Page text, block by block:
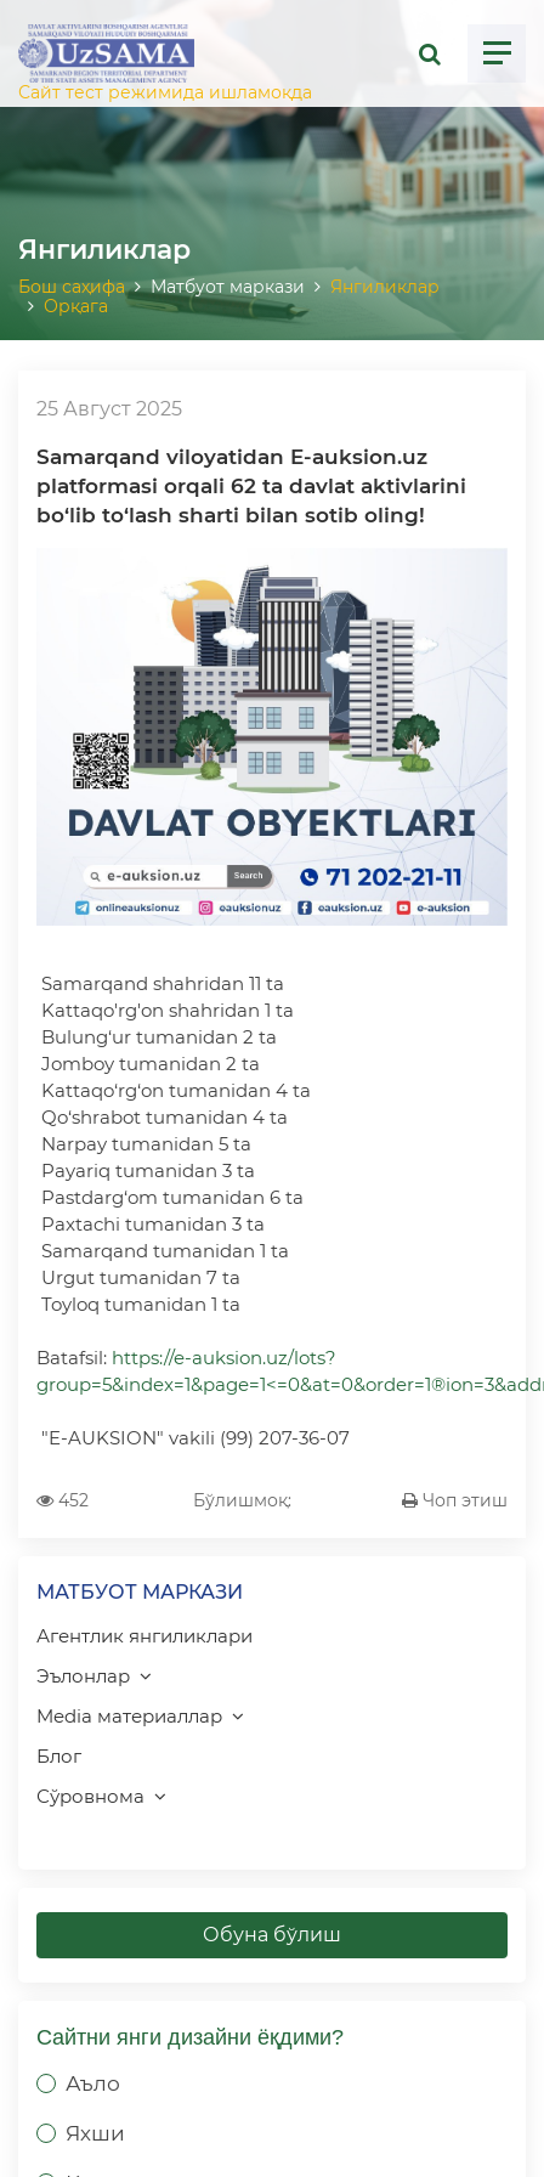
menu
Сайт тест режимида ишламоқда
Янгиликлар
Бош саҳифа Матбуот маркази
Янгиликлар
Орқага
25 Август 2025
Samarqand viloyatidan E-auksion.uz
platformasi orqali 62 ta davlat aktivlarini
bo‘lib to‘lash sharti bilan sotib oling!
Samarqand shahridan 11 ta
Kattaqo'rg'on shahridan 1 ta
Bulung‘ur tumanidan 2 ta
Jomboy tumanidan 2 ta
Kattaqo‘rg‘on tumanidan 4 ta
Qo‘shrabot tumanidan 4 ta
Narpay tumanidan 5 ta
Payariq tumanidan 3 ta
Pastdarg‘om tumanidan 6 ta
Paxtachi tumanidan 3 ta
Samarqand tumanidan 1 ta
Urgut tumanidan 7 ta
Toyloq tumanidan 1 ta
Batafsil: https://e-auksion.uz/lots?
"E-AUKSION" vakili (99) 207-36-07
452 Бўлишмоқ: Чоп этиш
МАТБУОТ МАРКАЗИ
Агентлик янгиликлари
Эълонлар
Media материаллар
Блог
Сўровнома
Обуна бўлиш
Сайтни янги дизайни ёқдими?
Аъло
Яхши